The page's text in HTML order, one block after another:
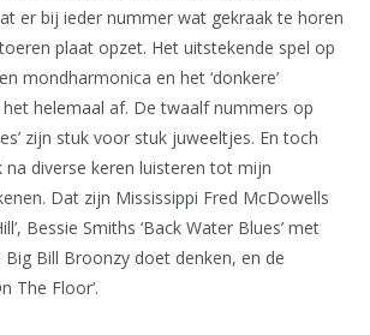
er bij ieder nummer wat gekraak te horen
plaat opzet. Het uitstekende spel op
mondharmonica en het ‘donkere’
helemaal af. De twaalf nummers op
zijn stuk voor stuk juweeltjes. En toch
na diverse keren luisteren tot mijn
Dat zijn Mississippi Fred McDowells
Bessie Smiths ‘Back Water Blues’ met
Bill Broonzy doet denken, en de
The Floor’.